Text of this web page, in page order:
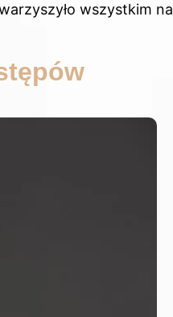
wszystkim na